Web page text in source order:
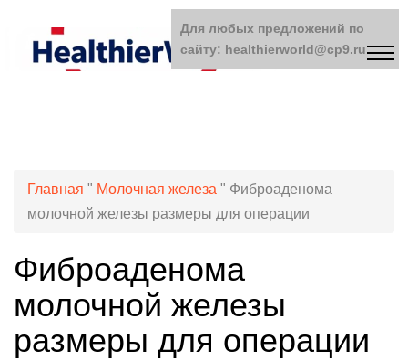
Главная " Молочная железа " Фиброаденома
молочной железы размеры для операции
Фиброаденома
молочной железы
размеры для операции
Для любых предложений по
сайту: healthierworld@cp9.ru